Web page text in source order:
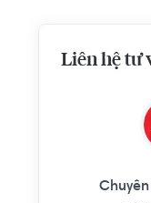
Liên hệ tư